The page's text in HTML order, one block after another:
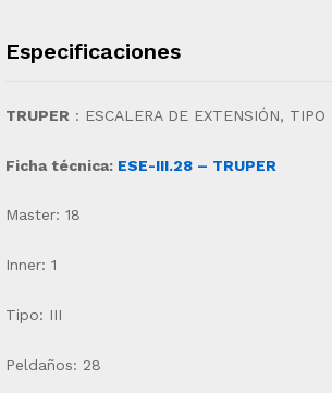
Especificaciones
TRUPER : ESCALERA DE EXTENSIÓN,
Ficha técnica: ESE-III.28 – TRUPER
Master: 18
Inner: 1
Tipo: III
Peldaños: 28